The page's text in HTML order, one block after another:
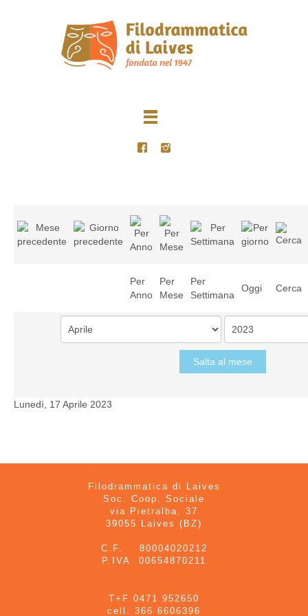
Per
Anno
Per
Mese
Per
Settimana
Oggi Cerca
Salta al mese
Lunedì, 17 Aprile 2023
Filodrammatica di Laives
Soc. Coop. Sociale
via Pietralba, 37
39055 Laives (BZ)
C.F. 80004020212
P.IVA 00654870211
T+F 0471 952650
cell. 366 6606396